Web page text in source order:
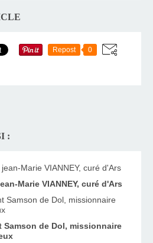
Repost 0
:
Marie VIANNEY, curé d'Ars
Samson de Dol, missionnaire